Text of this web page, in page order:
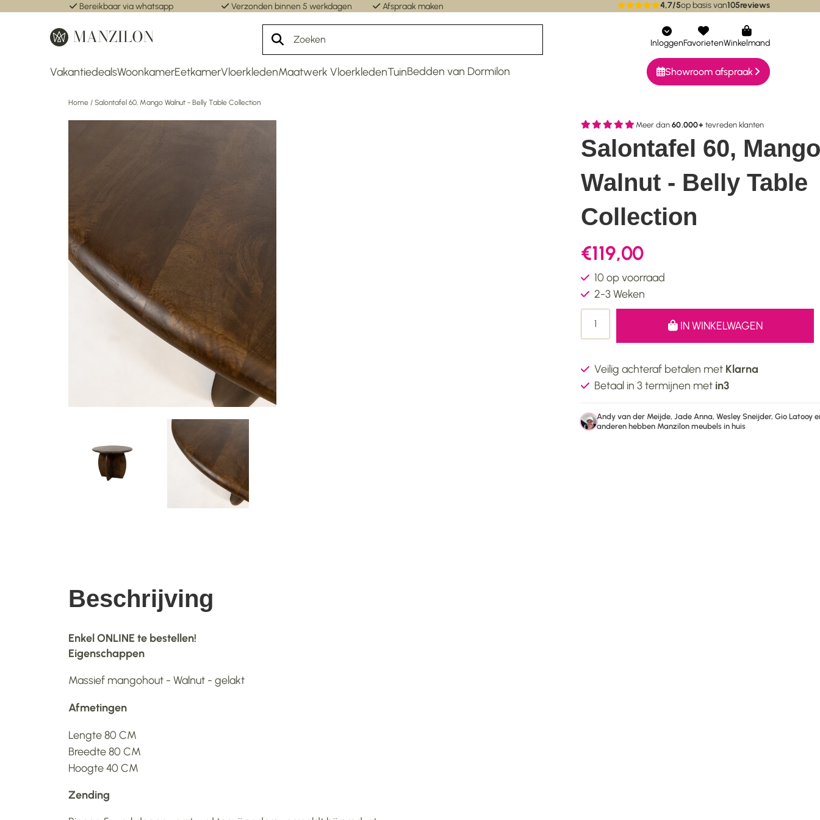
Bereikbaar via whatsapp Verzonden binnen 5 werkdagen Afspraak maken Bereikbaar via whatsapp
4,7/5op basis van105reviews
InloggenFavorietenWinkelmand
VakantiedealsWoonkamerEetkamerVloerkledenMaatwerk VloerkledenTuinBedden van Dormilon Showroom afspraak
Home / Salontafel 60, Mango Walnut - Belly Table Collection
Meer dan 60.000+ tevreden klanten
Salontafel 60, Mango
Walnut - Belly Table
Collection
€119,00
10 op voorraad
2-3 Weken
IN WINKELWAGEN
Veilig achteraf betalen met Klarna
Betaal in 3 termijnen met in3
Andy van der Meijde, Jade Anna, Wesley Sneijder, Gio Latooy
anderen hebben Manzilon meubels in huis
Beschrijving
Enkel ONLINE te bestellen!
Eigenschappen
Massief mangohout - Walnut - gelakt
Afmetingen
Lengte 80 CM
Breedte 80 CM
Hoogte 40 CM
Zending